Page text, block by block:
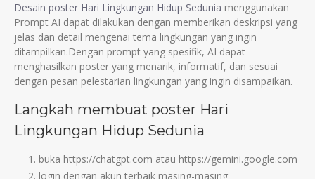
Desain poster Hari Lingkungan Hidup Sedunia menggunakan
Prompt AI dapat dilakukan dengan memberikan deskripsi yang
jelas dan detail mengenai tema lingkungan yang ingin
ditampilkan.Dengan prompt yang spesifik, AI dapat
menghasilkan poster yang menarik, informatif, dan sesuai
dengan pesan pelestarian lingkungan yang ingin disampaikan.
Langkah membuat poster Hari
Lingkungan Hidup Sedunia
buka https://chatgpt.com atau https://gemini.google.com
login dengan akun terbaik masing-masing